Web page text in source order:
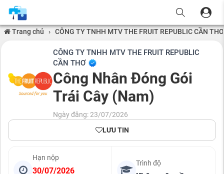
Trang chủ › CÔNG TY TNHH MTV THE FRUIT REPUBLIC CẦN THƠ
CÔNG TY TNHH MTV THE FRUIT REPUBLIC
CẦN THƠ
Công Nhân Đóng Gói
Trái Cây (Nam)
Ngày đăng: 23/07/2026
LƯU TIN
Hạn nộp
30/07/2026
Trình độ